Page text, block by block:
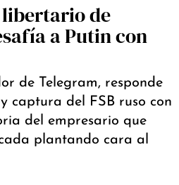
libertario de
a Putin con
de Telegram, responde
captura del FSB ruso con
del empresario que
plantando cara al